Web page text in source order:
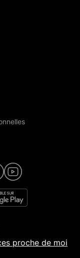
proche de moi